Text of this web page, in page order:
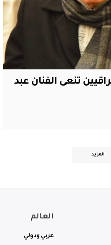
تنعى الفنان عبد
المزيد
العالم
عربي ودولي